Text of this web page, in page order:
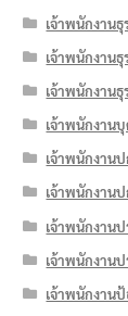
เจ้าพนักงานธุ
เจ้าพนักงาน
เจ้าพนักงาน
เจ้าพนักงาน
เจ้าพนักงาน
เจ้าพนักงาน
เจ้าพนักงาน
เจ้าพนักงาน
เจ้าพนักงาน